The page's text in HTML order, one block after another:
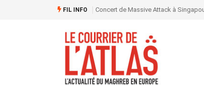
FIL INFO Concert de Massive Attack à